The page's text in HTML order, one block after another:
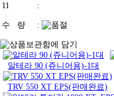
11
:
수 량 :
알테라 90 (쥬니어용)-1대
TRV 550 XT EPS(판매완료)